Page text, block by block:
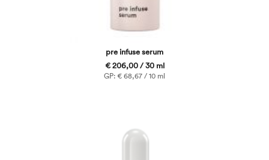
pre infuse serum
€ 206,00 / 30 ml
GP: € 68,67 / 10 ml